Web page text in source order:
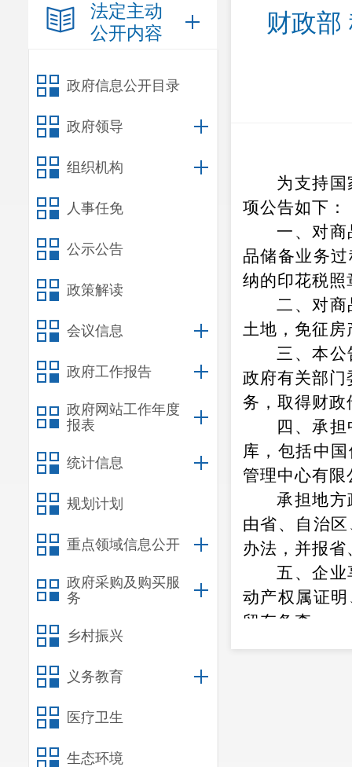
法定主动
公开内容
政府信息公开目录
政府领导
组织机构
人事任免
公示公告
政策解读
会议信息
政府工作报告
政府网站工作年度
报表
统计信息
规划计划
重点领域信息公开
政府采购及购买服
务
乡村振兴
义务教育
医疗卫生
生态环境
财政部
为支持
项公告如下：
一、对
品储备业务
纳的印花税照
二、对商
土地，免征
三、本公
政府有关部
务，取得财
四、承
库，包括中
管理中心有
承担地方
由省、自治
办法，并报
五、企业
动产权属证
留存备查。
六、本公